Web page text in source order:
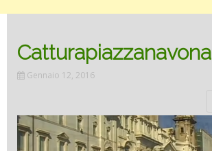
Catturapiazzanavona
Gennaio 12, 2016